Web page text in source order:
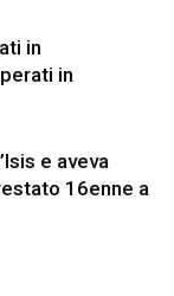
in
in
e aveva
16enne a